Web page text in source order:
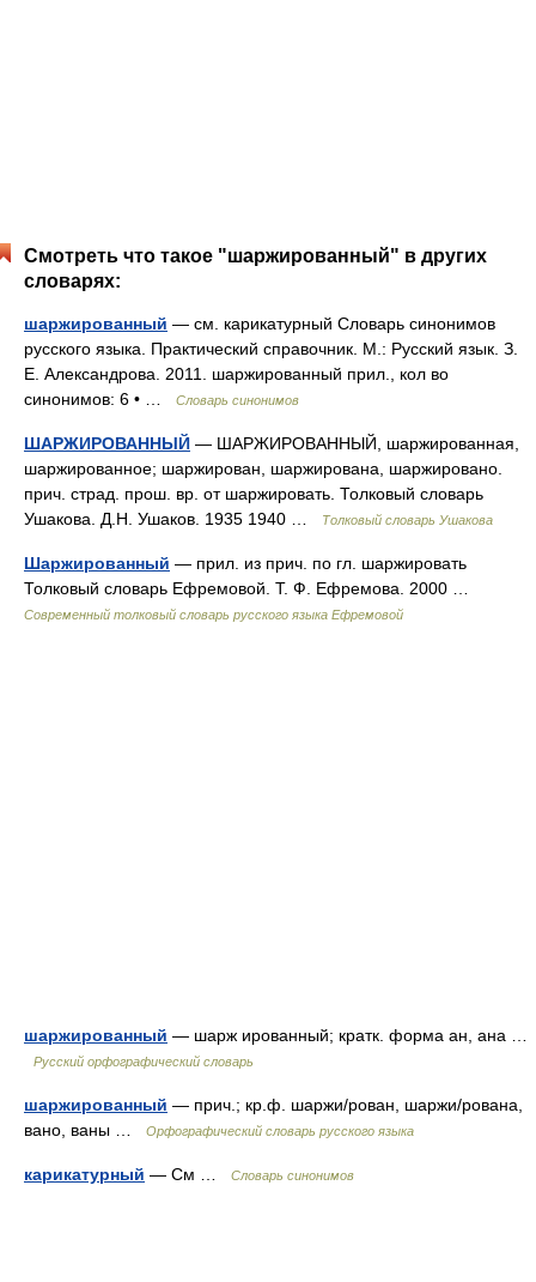
Смотреть что такое "шаржированный" в других
словарях:
шаржированный — см. карикатурный Словарь синонимов
русского языка. Практический справочник. М.: Русский язык. З.
Е. Александрова. 2011. шаржированный прил., кол во
синонимов: 6 • …
Словарь синонимов
ШАРЖИРОВАННЫЙ — ШАРЖИРОВАННЫЙ, шаржированная,
шаржированное; шаржирован, шаржирована, шаржировано.
прич. страд. прош. вр. от шаржировать. Толковый словарь
Ушакова. Д.Н. Ушаков. 1935 1940 …
Толковый словарь Ушакова
Шаржированный — прил. из прич. по гл. шаржировать
Толковый словарь Ефремовой. Т. Ф. Ефремова. 2000 …
Современный толковый словарь русского языка Ефремовой
шаржированный — шарж ированный; кратк. форма ан, ана …
Русский орфографический словарь
шаржированный — прич.; кр.ф. шаржи/рован, шаржи/рована,
вано, ваны …
Орфографический словарь русского языка
карикатурный — См … Словарь синонимов